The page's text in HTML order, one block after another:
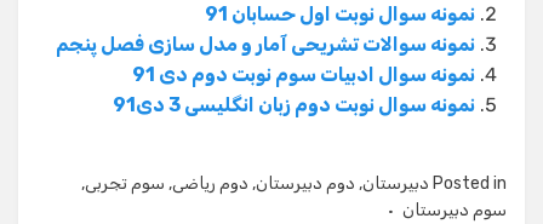
نمونه سوال نوبت اول حسابان 91
نمونه سوالات تشریحی آمار و مدل سازی فصل پنجم
نمونه سوال ادبیات سوم نوبت دوم دی 91
نمونه سوال نوبت دوم زبان انگلیسی 3 دی91
Posted in دبیرستان, دوم دبیرستان, دوم ریاضی, سوم تجربی,
سوم دبیرستان